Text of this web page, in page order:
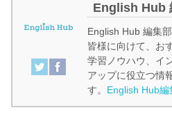
English Hub
English Hub 編集
皆様に向けて、お
学習ノウハウ、イ
アップに役立つ情
す。 English Hub編